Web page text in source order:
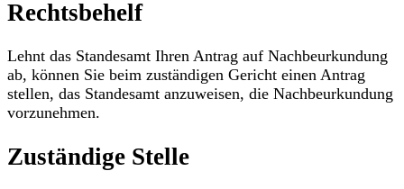
Rechtsbehelf
Lehnt das Standesamt Ihren Antrag auf Nachbeurkundung
ab, können Sie beim zuständigen Gericht einen Antrag
stellen, das Standesamt anzuweisen, die Nachbeurkundung
vorzunehmen.
Zuständige Stelle